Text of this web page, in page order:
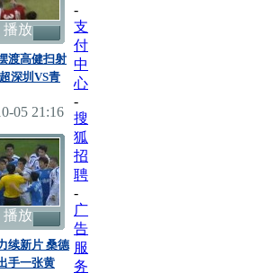
播放
渡高健扫射
深圳VS青
05 21:16
播放
续新片 桑德
手一张黄
-
支
付
中
心
-
搜
狐
招
聘
-
广
告
服
务